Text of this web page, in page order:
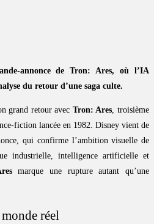
annonce de Tron: Ares, où l’IA
du retour d’une saga culte.
grand retour avec Tron: Ares, troisième
fiction lancée en 1982. Disney vient de
qui confirme l’ambition visuelle de
industrielle, intelligence artificielle et
marque une rupture autant qu’une
réel